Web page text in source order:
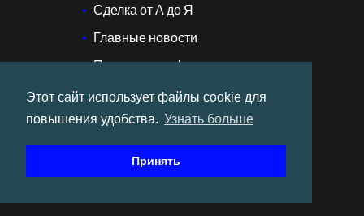
Этот сайт использует файлы cookie для
повышения удобства. Узнать больше
Принять
Сделка от А до Я
Главные новости
Политика конфиденциальности
Подпишитесь на наши соцсети: